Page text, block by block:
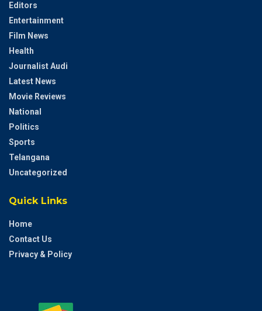
Editors
Entertainment
Film News
Health
Journalist Audi
Latest News
Movie Reviews
National
Politics
Sports
Telangana
Uncategorized
Quick Links
Home
Contact Us
Privacy & Policy